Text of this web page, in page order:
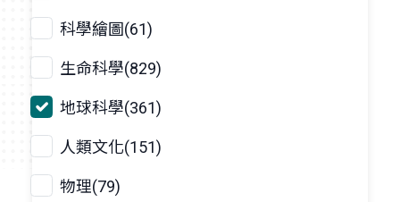
科學繪圖(61)
生命科學(829)
地球科學(361)
人類文化(151)
物理(79)